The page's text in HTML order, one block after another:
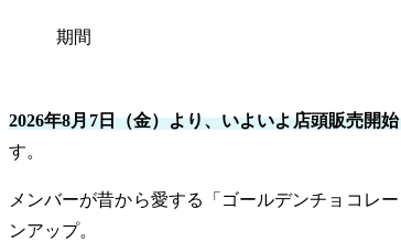
期間
2026年8月7日（金）より、いよいよ店頭販売開
す。
メンバーが昔から愛する「ゴールデンチョコレ
ンアップ。